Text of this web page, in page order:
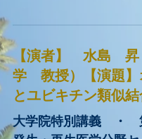
尿病疾患をモデルに、
ら次世代シークエン
に、糖尿病マウスモデ
を用いた治療実験を行
ん、マウスの治療に成
研究室...
【演者】 水島 昇
学 教授）【演題】
とユビキチン類似結